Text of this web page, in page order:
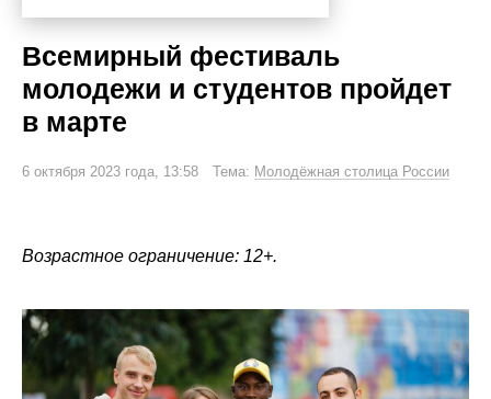
Всемирный фестиваль
молодежи и студентов пройдет
в марте
6 октября 2023 года, 13:58 Тема: Молодёжная столица России
Возрастное ограничение: 12+.